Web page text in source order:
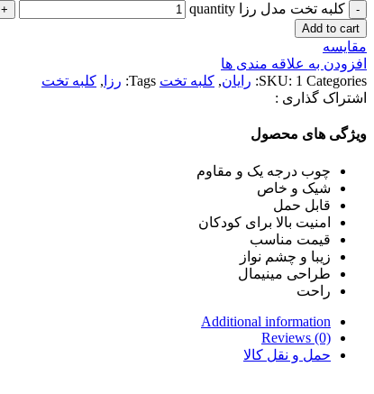
کلبه تخت مدل رزا quantity
Add to cart
مقایسه
افزودن به علاقه مندی ها
SKU: 1 Categories: رایان, کلبه تخت Tags: رزا , کلبه تخت
اشتراک گذاری :
ویژگی های محصول
چوب درجه یک و مقاوم
شیک و خاص
قابل حمل
امنیت بالا برای کودکان
قیمت مناسب
زیبا و چشم نواز
طراحی مینیمال
راحت
Additional information
Reviews (0)
حمل و نقل کالا